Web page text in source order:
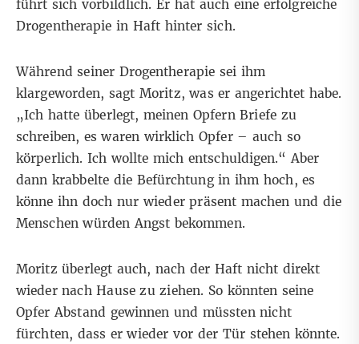
führt sich vorbildlich. Er hat auch eine erfolgreiche
Drogentherapie in Haft hinter sich.
Während seiner Drogentherapie sei ihm
klargeworden, sagt Moritz, was er angerichtet habe.
„Ich hatte überlegt, meinen Opfern Briefe zu
schreiben, es waren wirklich Opfer – auch so
körperlich. Ich wollte mich entschuldigen.“ Aber
dann krabbelte die Befürchtung in ihm hoch, es
könne ihn doch nur wieder präsent machen und die
Menschen würden Angst bekommen.
Moritz überlegt auch, nach der Haft nicht direkt
wieder nach Hause zu ziehen. So könnten seine
Opfer Abstand gewinnen und müssten nicht
fürchten, dass er wieder vor der Tür stehen könnte.